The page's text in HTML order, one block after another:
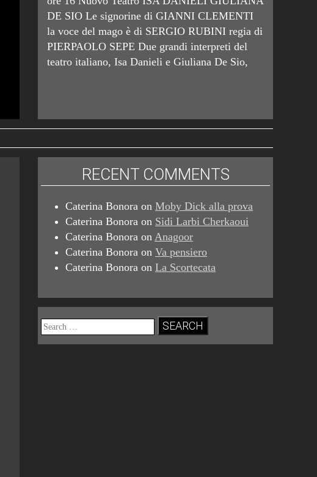
DE SIO Le signorine di GIANNI CLEMENTI
la voce del mago è di SERGIO RUBINI regia di
PIERPAOLO SEPE Due grandi interpreti del
teatro italiano, Isa Danieli e Giuliana De Sio,
RECENT COMMENTS
Caterina Bonora onMoby Dick alla prova
Caterina Bonora on Sidi Larbi Cherkaoui
Caterina Bonora onAnagoor
Caterina Bonora onVa pensiero
Caterina Bonora onLa Scortecata
Search
for: